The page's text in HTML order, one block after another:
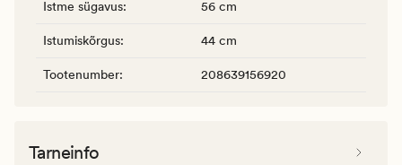
Istme sügavus: 56 cm
Istumiskõrgus: 44 cm
Tootenumber: 208639156920
Tarneinfo